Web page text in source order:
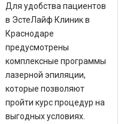
Для удобства пациентов
в ЭстеЛайф Клиник в
Краснодаре
предусмотрены
комплексные программы
лазерной эпиляции,
которые позволяют
пройти курс процедур на
выгодных условиях.